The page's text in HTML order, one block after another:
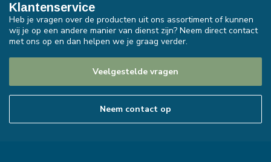
Klantenservice
Heb je vragen over de producten uit ons assortiment of kunnen
wij je op een andere manier van dienst zijn? Neem direct contact
met ons op en dan helpen we je graag verder.
Veelgestelde vragen
Neem contact op